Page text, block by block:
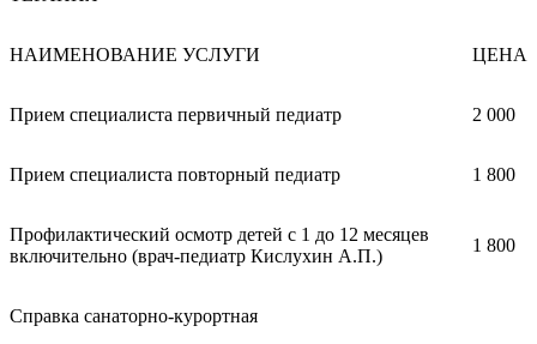
НАИМЕНОВАНИЕ УСЛУГИ ЦЕНА
Прием специалиста первичный педиатр 2 000
Прием специалиста повторный педиатр 1 800
Профилактический осмотр детей с 1 до 12 месяцев
включительно (врач-педиатр Кислухин А.П.)
1 800
Справка санаторно-курортная